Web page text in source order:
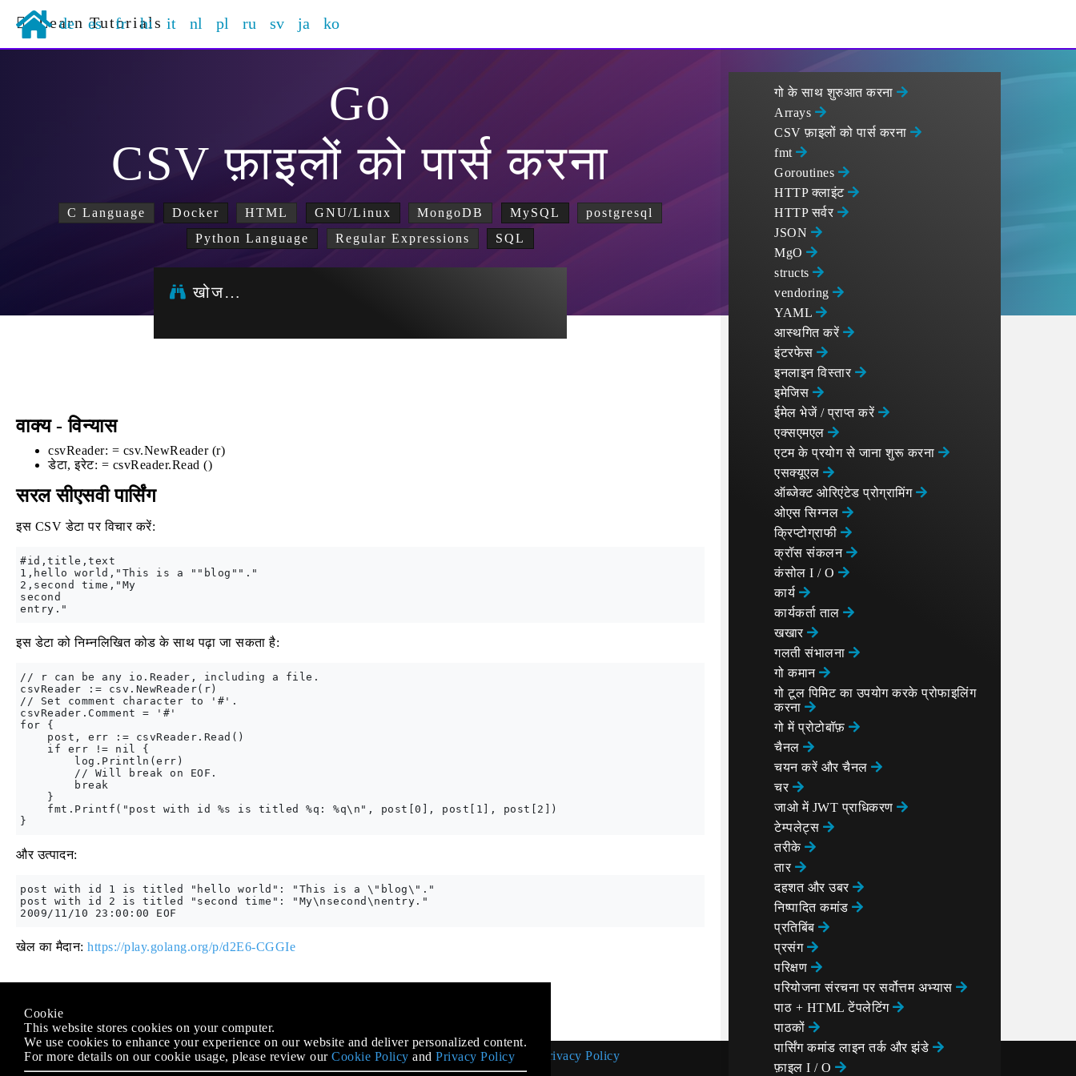
Learn Tutorials
de es fr hi it nl pl ru sv ja ko
Go
CSV फ़ाइलों को पार्स करना
C Language Docker HTML GNU/Linux MongoDB MySQL
postgresql
Python Language
Regular Expressions SQL
खोज…
वाक्य - विन्यास
csvReader: = csv.NewReader (r)
डेटा, इरेट: = csvReader.Read ()
सरल सीएसवी पार्सिंग
इस CSV डेटा पर विचार करें:
#id,title,text
1,hello world,"This is a ""blog""."
2,second time,"My
second
इस डेटा को निम्नलिखित कोड के साथ पढ़ा जा सकता है:
// r can be any io.Reader, including a file.
csvReader := csv.NewReader(r)
// Set comment character to '#'.
csvReader.Comment = '#'
for {
    post, err := csvReader.Read()
    if err != nil {
        log.Println(err)
        // Will break on EOF.
        break
    }
    fmt.Printf("post with id %s is titled %q: %q\n", post[0], post[1], post[2])
और उत्पादन:
post with id 1 is titled "hello world": "This is a \"blog\"."
post with id 2 is titled "second time": "My\nsecond\nentry."
खेल का मैदान: https://play.golang.org/p/d2E6-CGGIe
के तहत लाइसेंस प्राप्त है
से संबद्ध नहीं हैStack Overflow
गो के साथ शुरुआत करना
Arrays
CSV फ़ाइलों को पार्स करना
fmt
Goroutines
HTTP क्लाइंट
HTTP सर्वर
JSON
MgO
structs
vendoring
YAML
आस्थगित करें
इंटरफेस
इनलाइन विस्तार
इमेजिस
ईमेल भेजें / प्राप्त करें
एक्सएमएल
एटम के प्रयोग से जाना शुरू करना
एसक्यूएल
ऑब्जेक्ट ओरिएंटेड प्रोग्रामिंग
ओएस सिग्नल
क्रिप्टोग्राफी
क्रॉस संकलन
कंसोल I / O
कार्य
कार्यकर्ता ताल
खखार
गलती संभालना
गो कमान
गो टूल पिमिट का उपयोग करके प्रोफाइलिंग
करना
गो में प्रोटोबॉफ़
चैनल
चयन करें और चैनल
चर
जाओ में JWT प्राधिकरण
टेम्पलेट्स
तरीके
तार
दहशत और उबर
निष्पादित कमांड
प्रतिबिंब
प्रसंग
परिक्षण
परियोजना संरचना पर सर्वोत्तम अभ्यास
पाठ + HTML टेंपलेटिंग
पाठकों
पार्सिंग कमांड लाइन तर्क और झंडे
फ़ाइल I / O
Cookie Policy Privacy Policy
Cookie
This website stores cookies on your computer.
We use cookies to enhance your experience on our website and deliver personalized content.
For more details on our cookie usage, please review our Cookie Policy and Privacy Policy